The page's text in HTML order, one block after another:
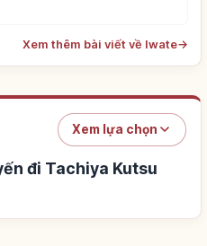
Xem thêm bài viết về Iwate→
Xem lựa chọn
đi Tachiya Kutsu